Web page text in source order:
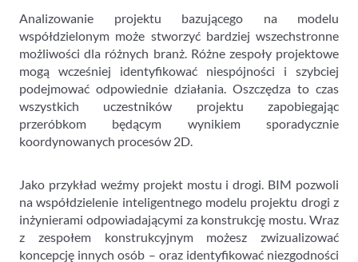
Analizowanie projektu bazującego na modelu
współdzielonym może stworzyć bardziej wszechstronne
możliwości dla różnych branż. Różne zespoły projektowe
mogą wcześniej identyfikować niespójności i szybciej
podejmować odpowiednie działania. Oszczędza to czas
wszystkich uczestników projektu zapobiegając
przeróbkom będącym wynikiem sporadycznie
koordynowanych procesów 2D.
Jako przykład weźmy projekt mostu i drogi. BIM pozwoli
na współdzielenie inteligentnego modelu projektu drogi z
inżynierami odpowiadającymi za konstrukcję mostu. Wraz
z zespołem konstrukcyjnym możesz zwizualizować
koncepcję innych osób – oraz identyfikować niezgodności